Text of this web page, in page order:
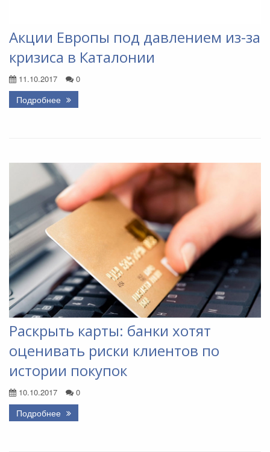
Акции Европы под давлением из-за
кризиса в Каталонии
11.10.2017 0
Подробнее
Раскрыть карты: банки хотят
оценивать риски клиентов по
истории покупок
10.10.2017 0
Подробнее